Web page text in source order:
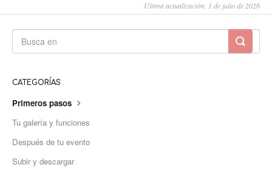
Última actualización: 1 de julio de 2026
CATEGORÍAS
Primeros pasos
Tu galería y funciones
Después de tu evento
Subir y descargar